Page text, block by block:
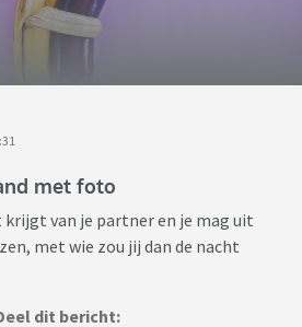
met foto
van je partner en je mag uit
met wie zou jij dan de nacht
dit bericht: